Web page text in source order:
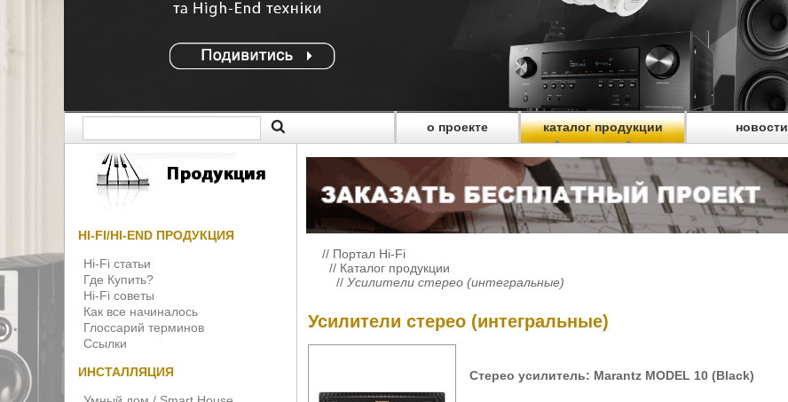
о проекте каталог продукции новости
HI-FI/HI-END ПРОДУКЦИЯ
Hi-Fi статьи
Где Купить?
Hi-Fi советы
Как все начиналось
Глоссарий терминов
Ссылки
ИНСТАЛЛЯЦИЯ
// Портал Hi-Fi
// Каталог продукции
// Усилители стерео (интегральные)
Усилители стерео (интегральные)
Стерео усилитель: Marantz MODEL 10 (Black)